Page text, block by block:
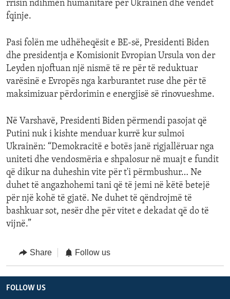
rrisin ndihmën humanitare për Ukrainën dhe vendet
fqinje.
Pasi folën me udhëheqësit e BE-së, Presidenti Biden
dhe presidentja e Komisionit Evropian Ursula von der
Leyden njoftuan një nismë të re për të reduktuar
varësinë e Evropës nga karburantet ruse dhe për të
maksimizuar përdorimin e energjisë së rinovueshme.
Në Varshavë, Presidenti Biden përmendi pasojat që
Putini nuk i kishte menduar kurrë kur sulmoi
Ukrainën: “Demokracitë e botës janë rigjallëruar nga
uniteti dhe vendosmëria e shpalosur në muajt e fundit
që dikur na duheshin vite për t'i përmbushur… Ne
duhet të angazhohemi tani që të jemi në këtë betejë
për një kohë të gjatë. Ne duhet të qëndrojmë të
bashkuar sot, nesër dhe për vitet e dekadat që do të
vijnë.”
Share Follow us
FOLLOW US